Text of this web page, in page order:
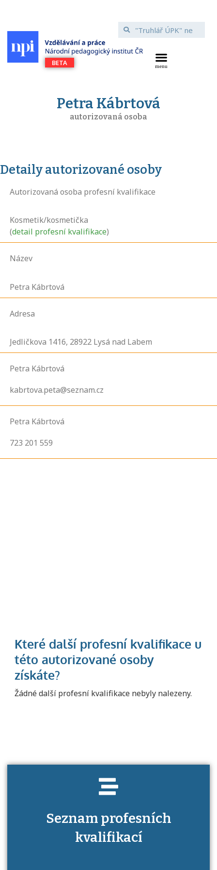
Petra Kábrtová
autorizovaná osoba
Detaily autorizované osoby
Autorizovaná osoba profesní kvalifikace
Kosmetik/kosmetička
(detail profesní kvalifikace)
Název
Petra Kábrtová
Adresa
Jedličkova 1416, 28922 Lysá nad Labem
Petra Kábrtová
kabrtova.peta@seznam.cz
Petra Kábrtová
723 201 559
Žádné další profesní kvalifikace nebyly nalezeny.
Seznam profesních
kvalifikací
Projděte si seznam profesních kvalifikací.